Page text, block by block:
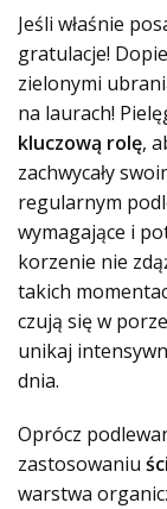
Jeśli właśnie
gratulacje!
zielonymi
na laurach!
kluczową rolę,
zachwycały
regularnym
wymagające i
korzenie nie
takich
czują się w
unikaj
dnia.
Oprócz
zastosowaniu
warstwa